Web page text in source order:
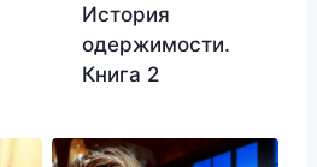
История
одержимости.
Книга 2